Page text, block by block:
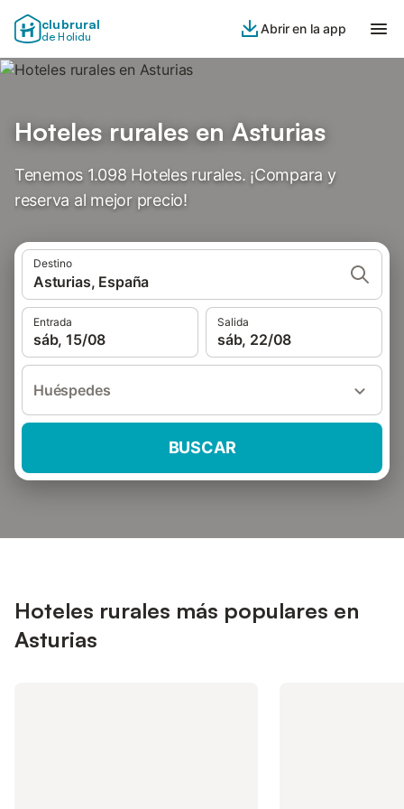
clubrural
de Holidu
Abrir en la app
Hoteles rurales en Asturias
Tenemos 1.098 Hoteles rurales. ¡Compara y
reserva al mejor precio!
Destino
Asturias, España
Entrada
sáb, 15/08
Salida
sáb, 22/08
Huéspedes
BUSCAR
Hoteles rurales más populares en
Asturias